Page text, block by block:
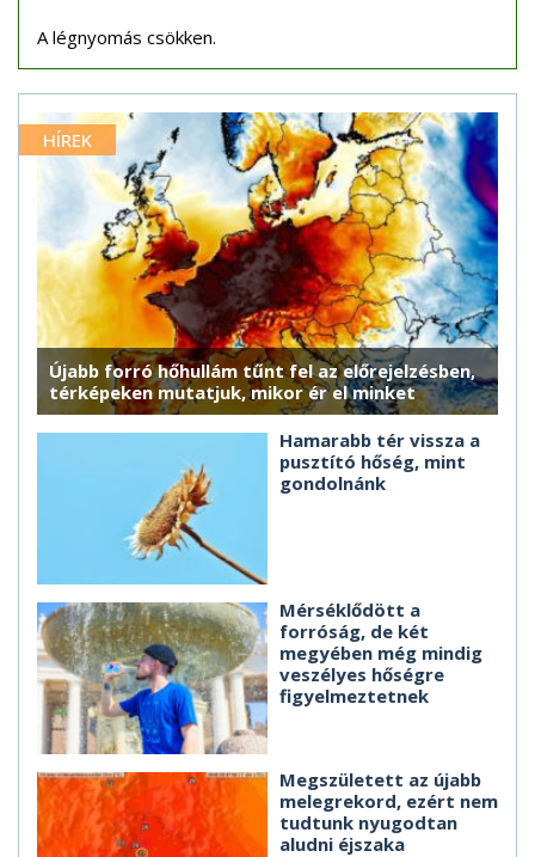
A légnyomás csökken.
HÍREK
Újabb forró hőhullám tűnt fel az előrejelzésben,
térképeken mutatjuk, mikor ér el minket
Hamarabb tér vissza a
pusztító hőség, mint
gondolnánk
Mérséklődött a
forróság, de két
megyében még mindig
veszélyes hőségre
figyelmeztetnek
Megszületett az újabb
melegrekord, ezért nem
tudtunk nyugodtan
aludni éjszaka